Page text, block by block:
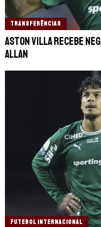
TRANSFERÊNCIAS
Aston Villa recebe
Allan
FUTEBOL INTERNACIONAL